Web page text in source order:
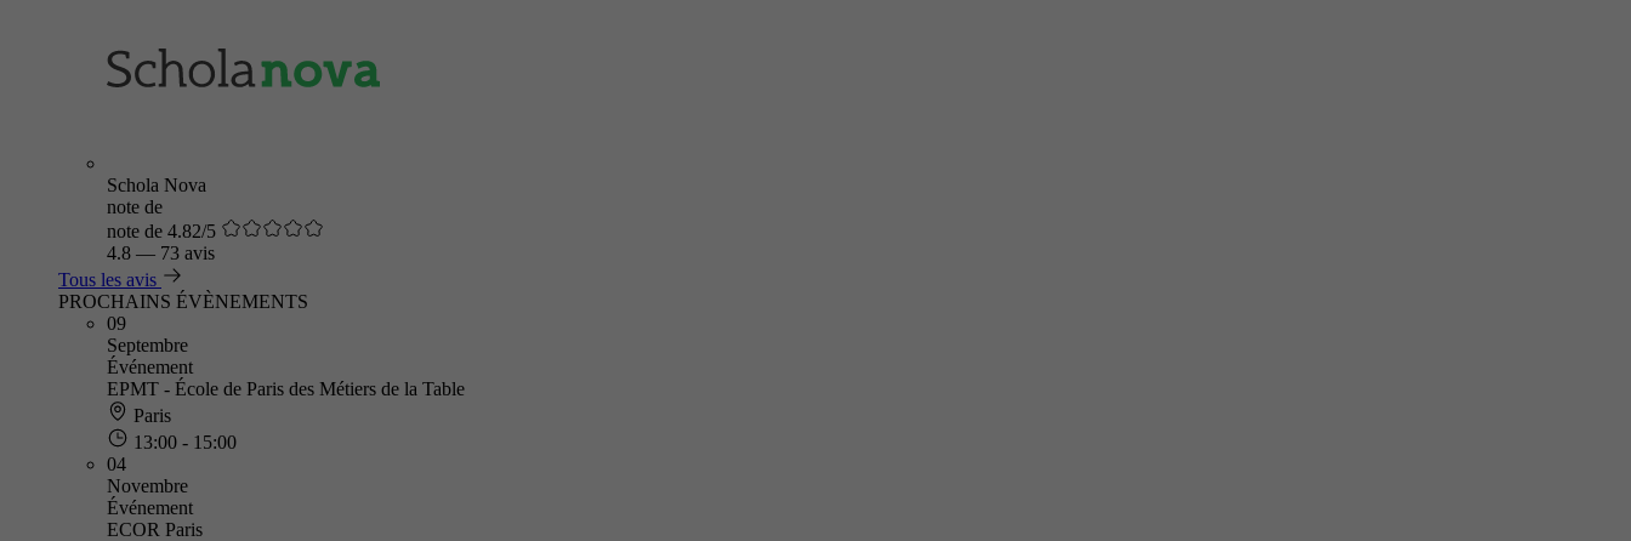
Schola Nova
note de
note de 4.82/5
4.8 — 73 avis
Tous les avis
PROCHAINS ÉVÈNEMENTS
09
Septembre
Événement
EPMT - École de Paris des Métiers de la Table
Paris
13:00 - 15:00
04
Novembre
Événement
ECOR Paris